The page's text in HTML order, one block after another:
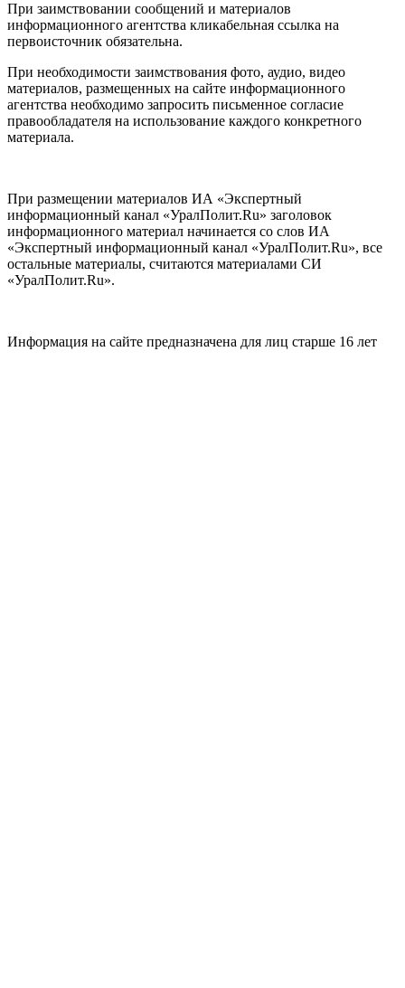
При заимствовании сообщений и материалов
информационного агентства кликабельная ссылка на
первоисточник обязательна.
При необходимости заимствования фото, аудио, видео
материалов, размещенных на сайте информационного
агентства необходимо запросить письменное согласие
правообладателя на использование каждого конкретного
материала.
При размещении материалов ИА «Экспертный
информационный канал «УралПолит.Ru» заголовок
информационного материал начинается со слов ИА
«Экспертный информационный канал «УралПолит.Ru», все
остальные материалы, считаются материалами СИ
«УралПолит.Ru».
Информация на сайте предназначена для лиц старше 16 лет